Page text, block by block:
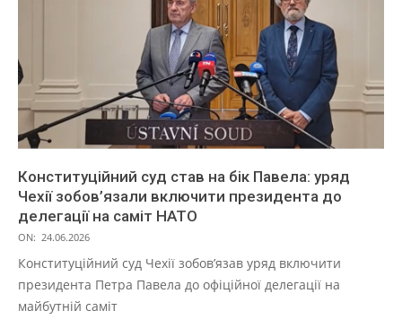
Конституційний суд став на бік Павела: уряд
Чехії зобов’язали включити президента до
делегації на саміт НАТО
ON: 24.06.2026
Конституційний суд Чехії зобов’язав уряд включити
президента Петра Павела до офіційної делегації на
майбутній саміт